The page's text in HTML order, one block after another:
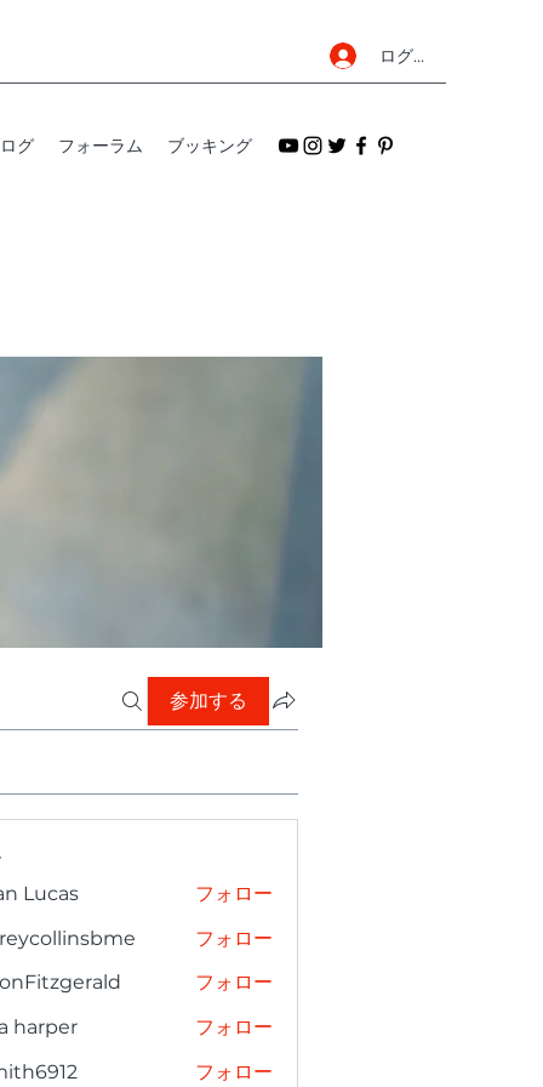
ログイン
グ フォーラム ブッキング
参加する
Lucas フォロー
フォロー
フォロー
harper
フォロー
フォロー